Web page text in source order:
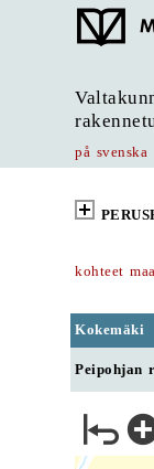
på svenska
kohteet
Kokemäki
Peipohjan